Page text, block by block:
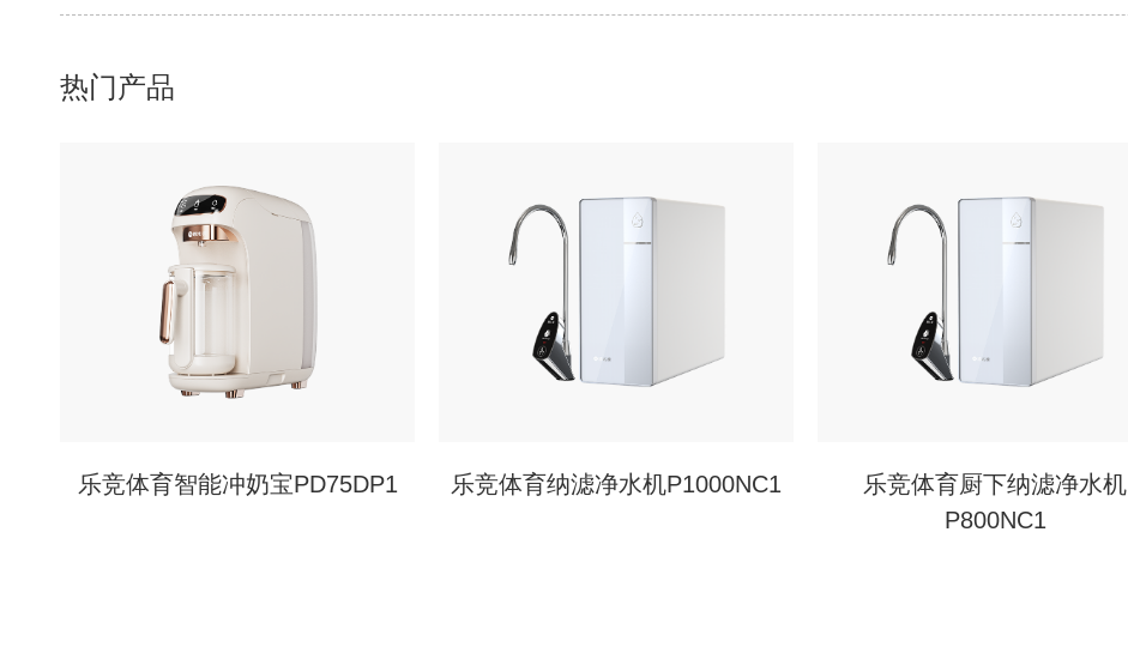
热门产品
乐竞体育智能冲奶宝PD75DP1 乐竞体育纳滤净水机P1000NC1
乐竞体育厨下纳滤净水机
P800NC1